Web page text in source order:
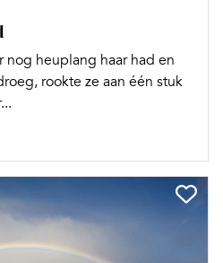
heup­lang haar had en
rookte ze aan één stuk